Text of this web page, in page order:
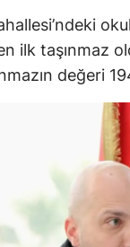
ilk taşınmaz
değeri